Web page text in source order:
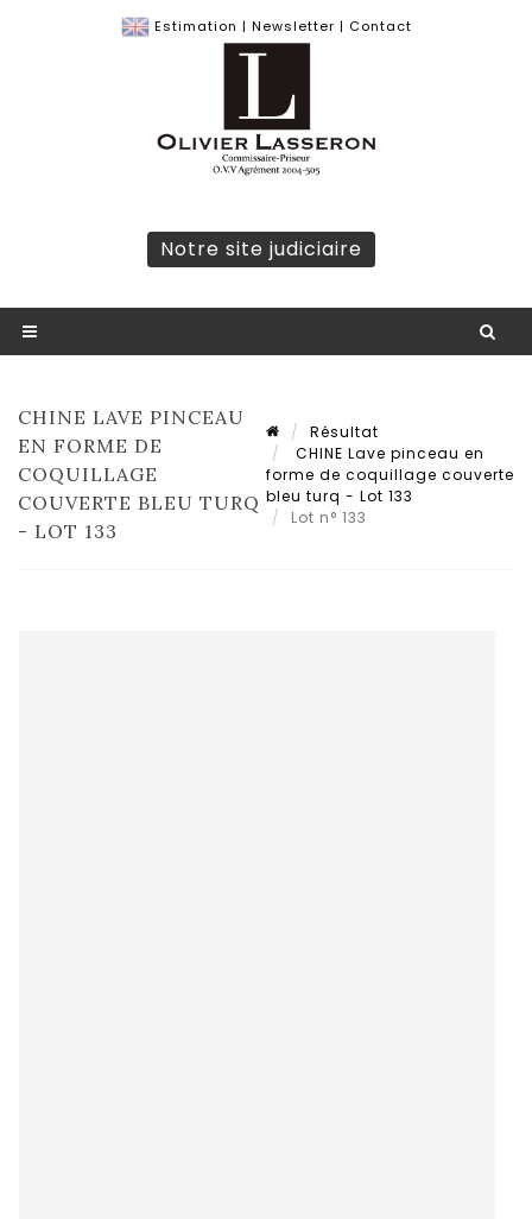
Estimation | Newsletter | Contact
Notre site judiciaire
CHINE LAVE PINCEAU
EN FORME DE
COQUILLAGE
COUVERTE BLEU TURQ
- LOT 133
Résultat
CHINE Lave pinceau en
forme de coquillage couverte
bleu turq - Lot 133
Lot n° 133